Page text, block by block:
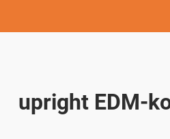
upright EDM-